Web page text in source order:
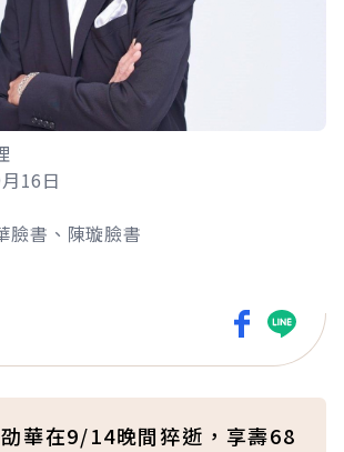
16日
臉書、陳璇臉書
華在9/14晚間猝逝，享壽68